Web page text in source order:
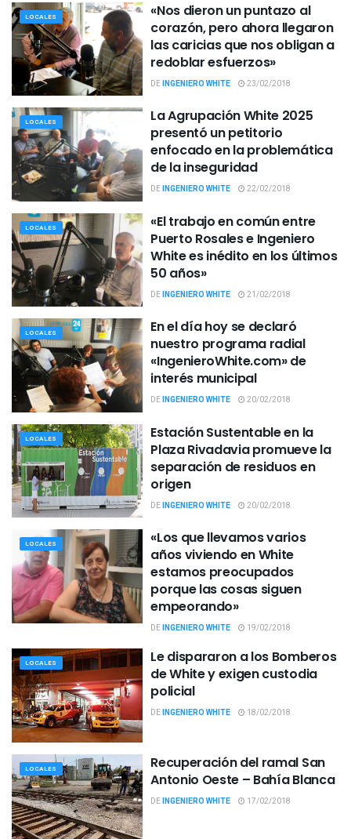
LOCALES
«Nos dieron un puntazo al
corazón, pero ahora llegaron
las caricias que nos obligan a
redoblar esfuerzos»
DEINGENIERO WHITE 23/02/2018
LOCALES
La Agrupación White 2025
presentó un petitorio
enfocado en la problemática
de la inseguridad
DEINGENIERO WHITE 22/02/2018
LOCALES
«El trabajo en común entre
Puerto Rosales e Ingeniero
White es inédito en los últimos
50 años»
DEINGENIERO WHITE 21/02/2018
LOCALES
En el día hoy se declaró
nuestro programa radial
«IngenieroWhite.com» de
interés municipal
DEINGENIERO WHITE 20/02/2018
LOCALES
Estación Sustentable en la
Plaza Rivadavia promueve la
separación de residuos en
origen
DEINGENIERO WHITE 20/02/2018
LOCALES
«Los que llevamos varios
años viviendo en White
estamos preocupados
porque las cosas siguen
empeorando»
DEINGENIERO WHITE 19/02/2018
LOCALES
Le dispararon a los Bomberos
de White y exigen custodia
policial
DEINGENIERO WHITE 18/02/2018
LOCALES
Recuperación del ramal San
Antonio Oeste – Bahía Blanca
DEINGENIERO WHITE 17/02/2018